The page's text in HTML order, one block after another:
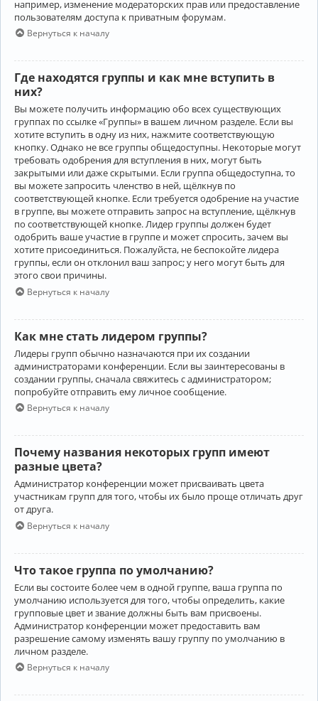
например, изменение модераторских прав или предоставление
пользователям доступа к приватным форумам.
Вернуться к началу
Где находятся группы и как мне вступить в
них?
Вы можете получить информацию обо всех существующих
группах по ссылке «Группы» в вашем личном разделе. Если вы
хотите вступить в одну из них, нажмите соответствующую
кнопку. Однако не все группы общедоступны. Некоторые могут
требовать одобрения для вступления в них, могут быть
закрытыми или даже скрытыми. Если группа общедоступна, то
вы можете запросить членство в ней, щёлкнув по
соответствующей кнопке. Если требуется одобрение на участие
в группе, вы можете отправить запрос на вступление, щёлкнув
по соответствующей кнопке. Лидер группы должен будет
одобрить ваше участие в группе и может спросить, зачем вы
хотите присоединиться. Пожалуйста, не беспокойте лидера
группы, если он отклонил ваш запрос; у него могут быть для
этого свои причины.
Вернуться к началу
Как мне стать лидером группы?
Лидеры групп обычно назначаются при их создании
администраторами конференции. Если вы заинтересованы в
создании группы, сначала свяжитесь с администратором;
попробуйте отправить ему личное сообщение.
Вернуться к началу
Почему названия некоторых групп имеют
разные цвета?
Администратор конференции может присваивать цвета
участникам групп для того, чтобы их было проще отличать друг
от друга.
Вернуться к началу
Что такое группа по умолчанию?
Если вы состоите более чем в одной группе, ваша группа по
умолчанию используется для того, чтобы определить, какие
групповые цвет и звание должны быть вам присвоены.
Администратор конференции может предоставить вам
разрешение самому изменять вашу группу по умолчанию в
личном разделе.
Вернуться к началу